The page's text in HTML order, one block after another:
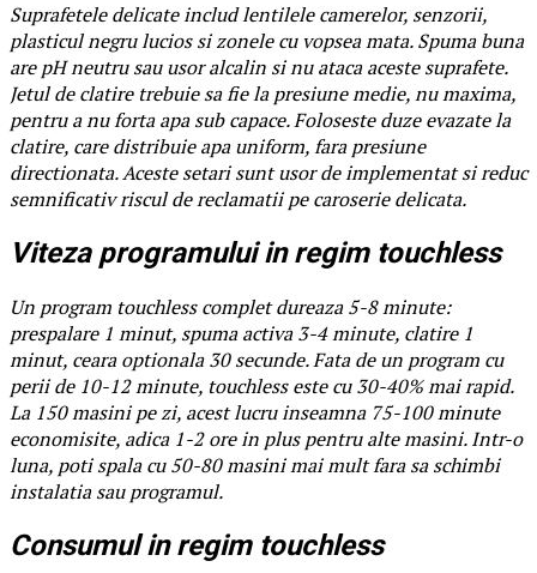
Suprafetele delicate includ lentilele camerelor, senzorii,
plasticul negru lucios si zonele cu vopsea mata. Spuma buna
are pH neutru sau usor alcalin si nu ataca aceste suprafete.
Jetul de clatire trebuie sa fie la presiune medie, nu maxima,
pentru a nu forta apa sub capace. Foloseste duze evazate la
clatire, care distribuie apa uniform, fara presiune
directionata. Aceste setari sunt usor de implementat si reduc
semnificativ riscul de reclamatii pe caroserie delicata.
Viteza programului in regim touchless
Un program touchless complet dureaza 5-8 minute:
prespalare 1 minut, spuma activa 3-4 minute, clatire 1
minut, ceara optionala 30 secunde. Fata de un program cu
perii de 10-12 minute, touchless este cu 30-40% mai rapid.
La 150 masini pe zi, acest lucru inseamna 75-100 minute
economisite, adica 1-2 ore in plus pentru alte masini. Intr-o
luna, poti spala cu 50-80 masini mai mult fara sa schimbi
instalatia sau programul.
Consumul in regim touchless